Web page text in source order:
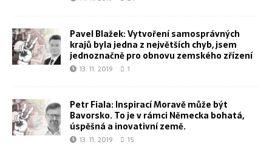
Pavel Blažek: Vytvoření samosprávných
krajů byla jedna z největších chyb, jsem
jednoznačně pro obnovu zemského zřízení
13. 11. 2019 1
Petr Fiala: Inspirací Moravě může být
Bavorsko. To je v rámci Německa bohatá,
úspěšná a inovativní země.
13. 11. 2019 15